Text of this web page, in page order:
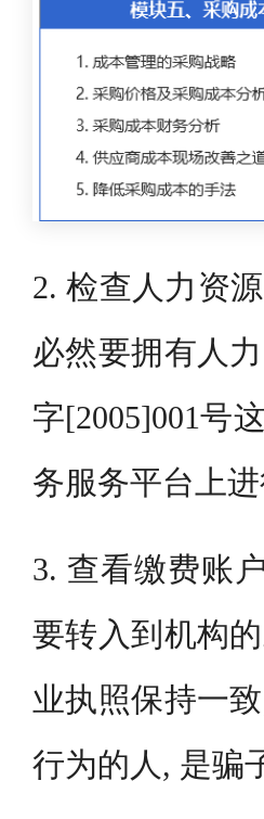
2. 检查人力资
必然要拥有人
字[2005]001号
务服务平台上进
3. 查看缴费账
要转入到机构
业执照保持一
行为的人, 是骗